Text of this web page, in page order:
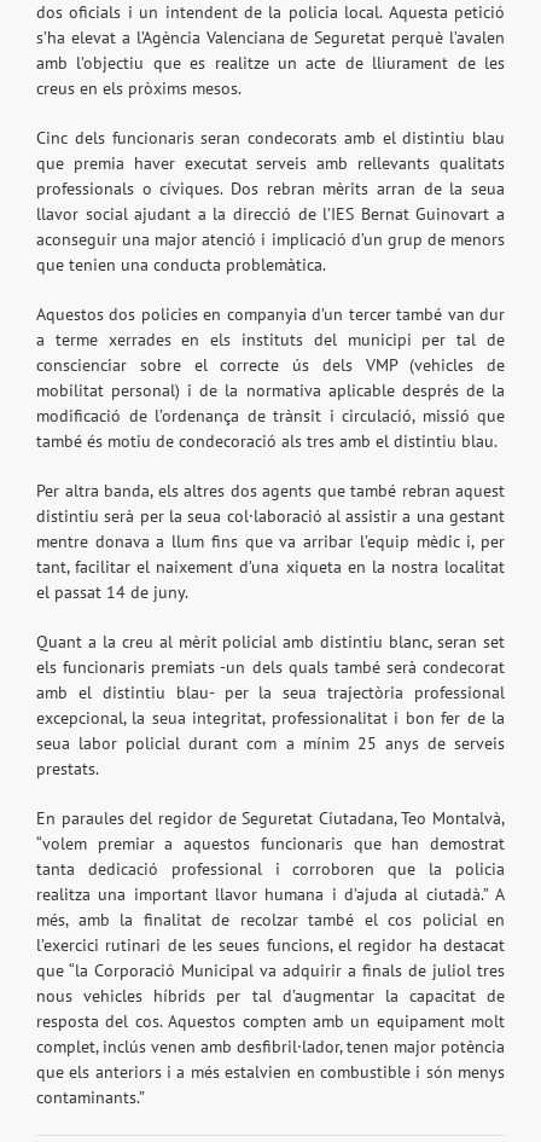
dos oficials i un intendent de la policia local. Aquesta petició
s’ha elevat a l’Agència Valenciana de Seguretat perquè l’avalen
amb l’objectiu que es realitze un acte de lliurament de les
creus en els pròxims mesos.
Cinc dels funcionaris seran condecorats amb el distintiu blau
que premia haver executat serveis amb rellevants qualitats
professionals o cíviques. Dos rebran mèrits arran de la seua
llavor social ajudant a la direcció de l’IES Bernat Guinovart a
aconseguir una major atenció i implicació d’un grup de menors
que tenien una conducta problemàtica.
Aquestos dos policies en companyia d’un tercer també van dur
a terme xerrades en els instituts del municipi per tal de
conscienciar sobre el correcte ús dels VMP (vehicles de
mobilitat personal) i de la normativa aplicable després de la
modificació de l’ordenança de trànsit i circulació, missió que
també és motiu de condecoració als tres amb el distintiu blau.
Per altra banda, els altres dos agents que també rebran aquest
distintiu serà per la seua col·laboració al assistir a una gestant
mentre donava a llum fins que va arribar l’equip mèdic i, per
tant, facilitar el naixement d’una xiqueta en la nostra localitat
el passat 14 de juny.
Quant a la creu al mèrit policial amb distintiu blanc, seran set
els funcionaris premiats -un dels quals també serà condecorat
amb el distintiu blau- per la seua trajectòria professional
excepcional, la seua integritat, professionalitat i bon fer de la
seua labor policial durant com a mínim 25 anys de serveis
prestats.
En paraules del regidor de Seguretat Ciutadana, Teo Montalvà,
“volem premiar a aquestos funcionaris que han demostrat
tanta dedicació professional i corroboren que la policia
realitza una important llavor humana i d’ajuda al ciutadà.” A
més, amb la finalitat de recolzar també el cos policial en
l’exercici rutinari de les seues funcions, el regidor ha destacat
que “la Corporació Municipal va adquirir a finals de juliol tres
nous vehicles híbrids per tal d’augmentar la capacitat de
resposta del cos. Aquestos compten amb un equipament molt
complet, inclús venen amb desfibril·lador, tenen major potència
que els anteriors i a més estalvien en combustible i són menys
contaminants.”